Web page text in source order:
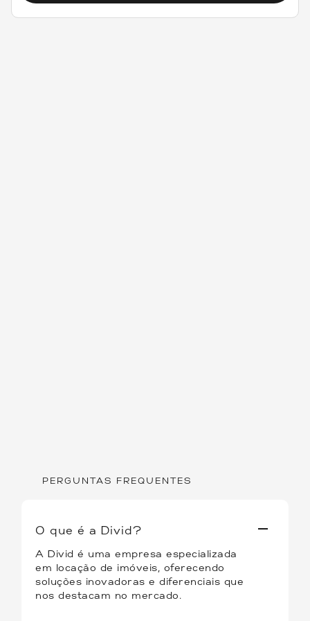
PERGUNTAS FREQUENTES
O que é a Divid?
A Divid é uma empresa especializada
em locação de imóveis, oferecendo
soluções inovadoras e diferenciais que
nos destacam no mercado.